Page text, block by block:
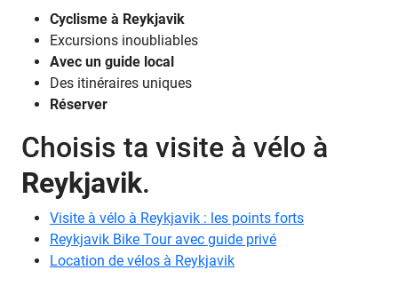
Cyclisme à Reykjavik
Excursions inoubliables
Avec un guide local
Des itinéraires uniques
Réserver
Choisis ta visite à vélo à
Reykjavik.
Visite à vélo à Reykjavik : les points forts
Reykjavik Bike Tour avec guide privé
Location de vélos à Reykjavik